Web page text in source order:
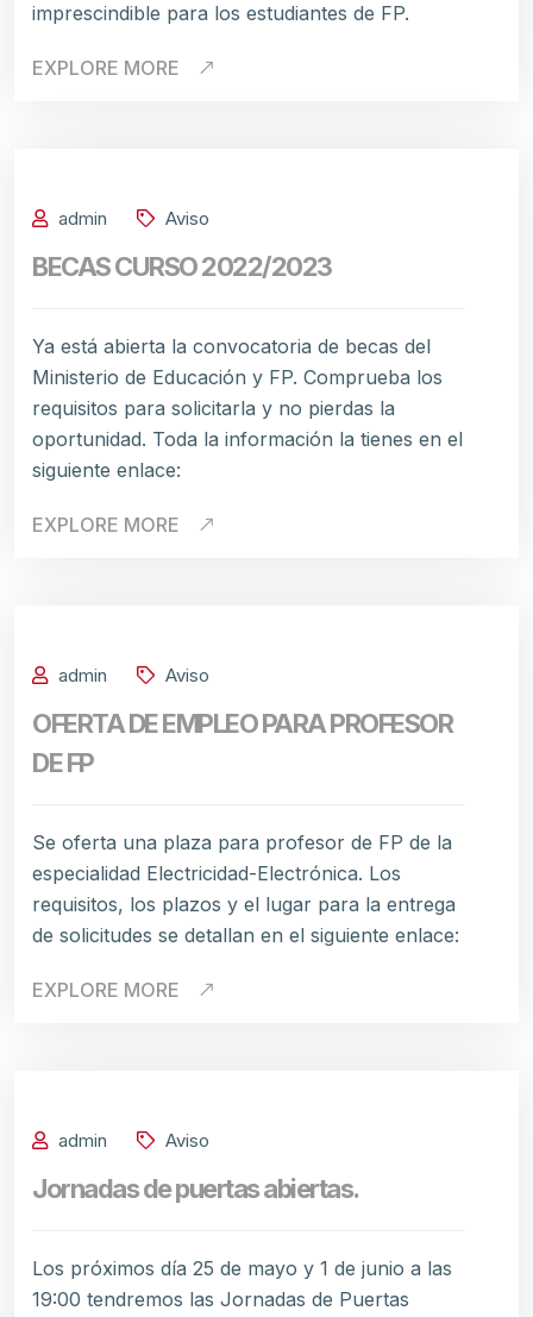
imprescindible para los estudiantes de FP.
EXPLORE MORE
admin Aviso
BECAS CURSO 2022/2023
Ya está abierta la convocatoria de becas del
Ministerio de Educación y FP. Comprueba los
requisitos para solicitarla y no pierdas la
oportunidad. Toda la información la tienes en el
siguiente enlace:
EXPLORE MORE
admin Aviso
OFERTA DE EMPLEO PARA PROFESOR
DE FP
Se oferta una plaza para profesor de FP de la
especialidad Electricidad-Electrónica. Los
requisitos, los plazos y el lugar para la entrega
de solicitudes se detallan en el siguiente enlace:
EXPLORE MORE
admin Aviso
Jornadas de puertas abiertas.
Los próximos día 25 de mayo y 1 de junio a las
19:00 tendremos las Jornadas de Puertas